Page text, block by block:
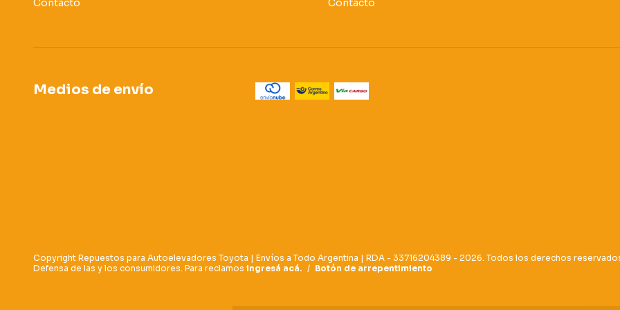
Contacto Contacto
Medios de envío
Copyright Repuestos para Autoelevadores Toyota | Envíos a Todo Argentina | RDA - 33716204389 - 2026. Todos los derechos
Defensa de las y los consumidores. Para reclamos ingresá acá. / Botón de arrepentimiento